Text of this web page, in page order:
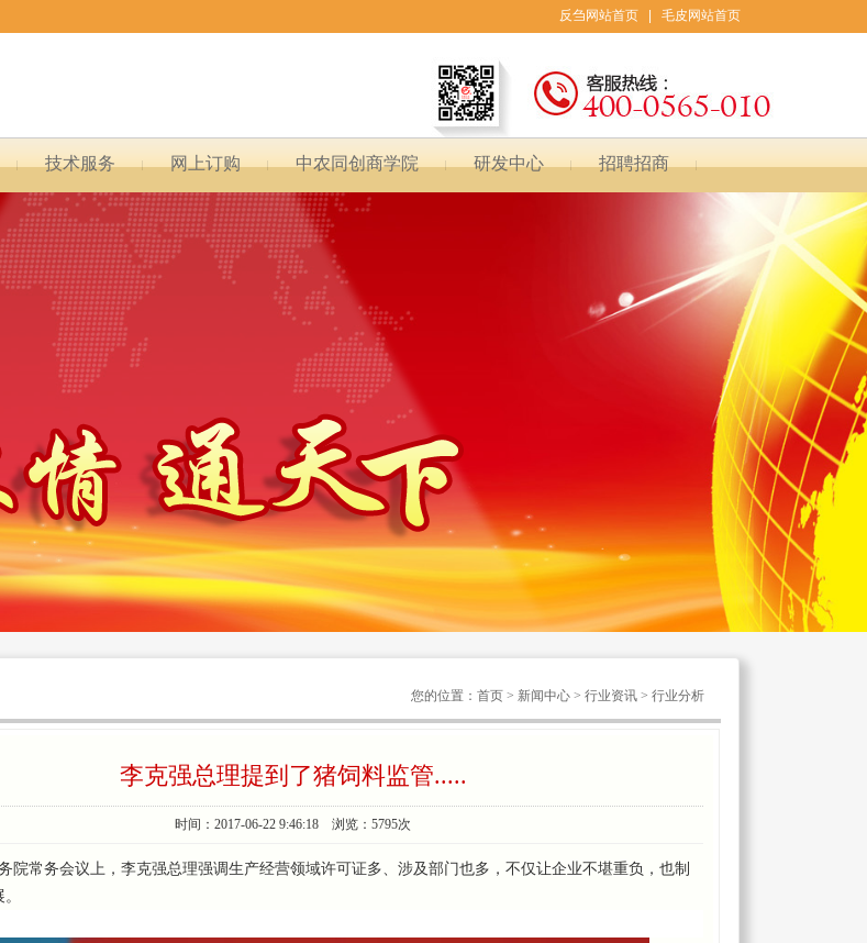
反刍网站首页 毛皮网站首页
技术服务 网上订购 中农同创商学院 研发中心 招聘招商
您的位置： 首页 > 新闻中心 > 行业资讯 > 行业分析
李克强总理提到了猪饲料监管.....
时间：2017-06-22 9:46:18 浏览：5795次
院常务会议上，李克强总理强调生产经营领域许可证多、涉及部门也多，不仅让企业不堪重负，也制